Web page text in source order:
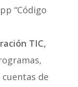
“Código
TIC,
de